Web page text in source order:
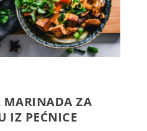
MARINADA ZA
IZ PEĆNICE